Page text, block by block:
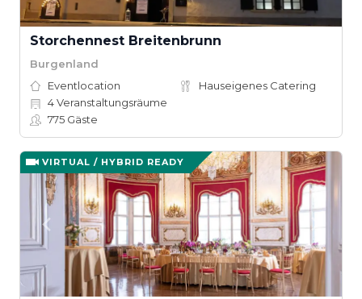
Storchennest Breitenbrunn
Burgenland
Eventlocation
Hauseigenes Catering
4Veranstaltungsräume
775 Gäste
VIRTUAL / HYBRID READY